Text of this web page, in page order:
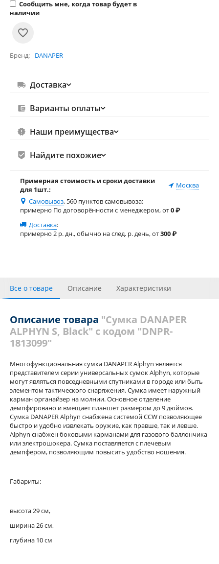
Сообщить мне, когда товар будет в
наличии
Бренд DANAPER
Доставка
Варианты оплаты
Наши преимущества
Найдите похожие
Примерная стоимость и сроки доставки
для 1шт.:
Москва
Самовывоз, 560 пунктов самовывоза:
примерно По договорённости с менеджером, от0₽
Доставка:
примерно 2 р. дн., обычно на след. р. день, от300₽
Все о товаре Описание Характеристики
Описание товара "Сумка DANAPER
ALPHYN S, Black" с кодом "DNPR-
1813099"
Многофункциональная сумка DANAPERAlphyn является
представителем серии универсальных сумок Alphyn, которые
могут являться повседневными спутниками в городе или быть
элементом тактического снаряжения. Сумка имеет наружный
карман органайзер на молнии. Основное отделение
демпфировано и вмещает планшет размером до 9 дюймов.
Сумка DANAPERAlphyn снабжена системой CCW позволяющее
быстро и удобно извлекать оружие, как правше, так и левше.
Alphyn снабжен боковыми карманами для газового баллончика
или электрошокера. Сумка поставляется с плечевым
демпфером, позволяющим повысить удобство ношения.
Габариты:
высота 29 см,
ширина 26 см,
глубина 10 см